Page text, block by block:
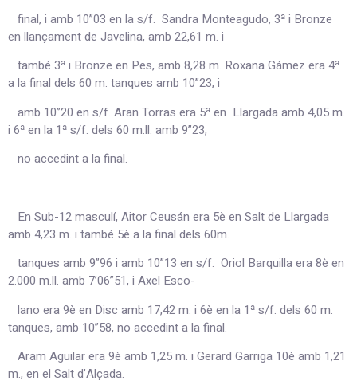
final, i amb 10”03 en la s/f. Sandra Monteagudo, 3ª i Bronze
en llançament de Javelina, amb 22,61 m. i
també 3ª i Bronze en Pes, amb 8,28 m. Roxana Gámez era 4ª
a la final dels 60 m. tanques amb 10”23, i
amb 10”20 en s/f. Aran Torras era 5ª en Llargada amb 4,05 m.
i 6ª en la 1ª s/f. dels 60 m.ll. amb 9”23,
no accedint a la final.
En Sub-12 masculí, Aitor Ceusán era 5è en Salt de Llargada
amb 4,23 m. i també 5è a la final dels 60m.
tanques amb 9”96 i amb 10”13 en s/f. Oriol Barquilla era 8è en
2.000 m.ll. amb 7’06”51, i Axel Esco-
lano era 9è en Disc amb 17,42 m. i 6è en la 1ª s/f. dels 60 m.
tanques, amb 10”58, no accedint a la final.
Aram Aguilar era 9è amb 1,25 m. i Gerard Garriga 10è amb 1,21
m., en el Salt d’Alçada.